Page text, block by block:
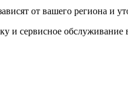
от вашего региона и
и сервисное обслуживание